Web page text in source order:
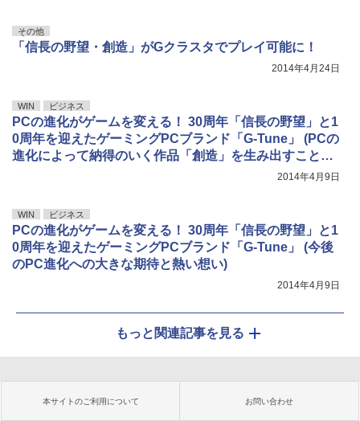
その他
「信長の野望・創造」がGクラスタでプレイ可能に！
2014年4月24日
WIN ビジネス
PCの進化がゲームを変える！ 30周年「信長の野望」と1
0周年を迎えたゲーミングPCブランド「G-Tune」 (PCの
進化によって納得のいく作品「創造」を生み出すことが
2014年4月9日
WIN ビジネス
PCの進化がゲームを変える！ 30周年「信長の野望」と1
0周年を迎えたゲーミングPCブランド「G-Tune」 (今後
のPC進化への大きな期待と熱い想い)
2014年4月9日
もっと関連記事を見る
本サイトのご利用について お問い合わせ